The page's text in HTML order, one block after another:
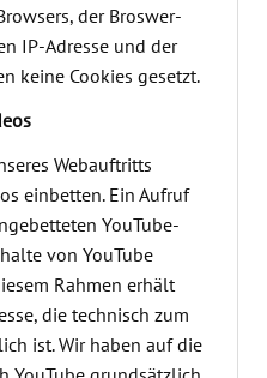
der Broswer-
IP-Adresse und der
keine Cookies gesetzt.
Webauftritts
einbetten. Ein Aufruf
YouTube-
von YouTube
Rahmen erhält
die technisch zum
ist. Wir haben auf die